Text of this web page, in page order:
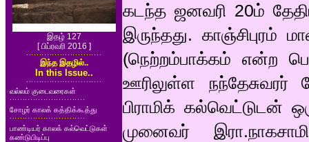
இதழ் 127
[ பிப்ரவரி 2016 ]
இந்த இதழில்..
In this Issue..
வல்லம் குடைவரைகள்
சோழர் காலக் கத்திக்கூத்து
பாண்டியர் காலக் கல்வெட்டுகள்
கண்டுபிடிப்பு
கடந்த ஜனவரி 20ம்
இருந்தது. காஞ்சிபுரம்
(நெற்றம்பாக்கம் என்ற
ஊரிலுள்ள நந்தேசுவரர்
பிராமிக் கல்வெட்டுடன்
முனைவர்